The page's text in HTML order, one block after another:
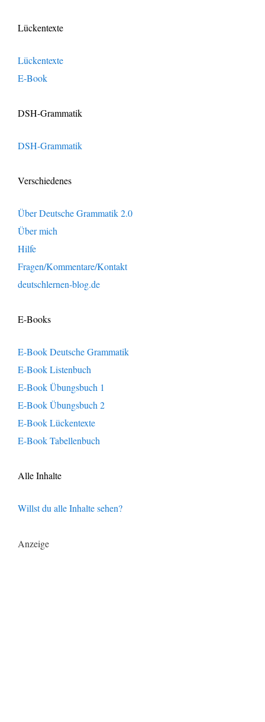
Lückentexte
Lückentexte
E-Book
DSH-Grammatik
DSH-Grammatik
Verschiedenes
Über Deutsche Grammatik 2.0
Über mich
Hilfe
Fragen/Kommentare/Kontakt
deutschlernen-blog.de
E-Books
E-Book Deutsche Grammatik
E-Book Listenbuch
E-Book Übungsbuch 1
E-Book Übungsbuch 2
E-Book Lückentexte
E-Book Tabellenbuch
Alle Inhalte
Willst du alle Inhalte sehen?
Anzeige